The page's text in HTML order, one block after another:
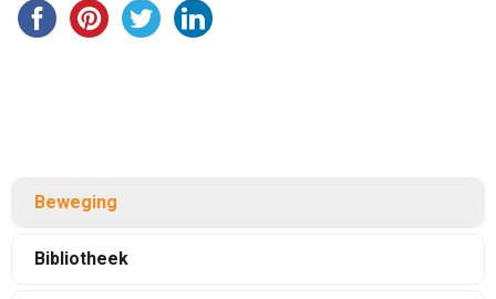
Beweging
Bibliotheek